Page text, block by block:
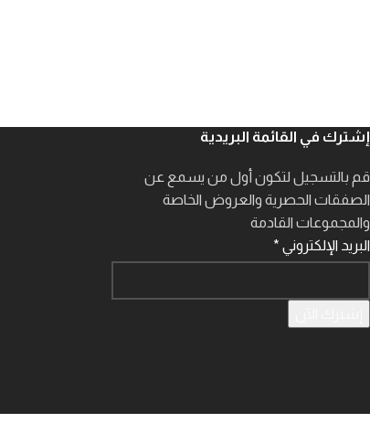
إشترك في القائمة البريدية
قم بالتسجيل لتكون أول من يسمع عن
الصفقات الحصرية والعروض الخاصة
والمجموعات القادمة
البريد الإلكتروني *